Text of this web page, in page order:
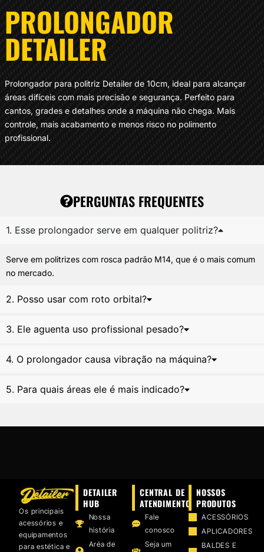
PROLONGADOR
DETAILER
Prolongador para politriz Detailer de 10cm, ideal para alcançar
áreas difíceis com mais precisão e segurança. Perfeito para
cantos, grades e detalhes onde a máquina não chega. Mais
controle, mais acabamento e menos risco no polimento
profissional.
PERGUNTAS FREQUENTES
1. Esse prolongador serve em qualquer politriz?
Serve em politrizes com rosca padrão M14, que é o mais comum
no mercado.
2. Posso usar com roto orbital?
3. Ele aguenta uso profissional pesado?
4. O prolongador causa vibração na máquina?
5. Para quais áreas ele é mais indicado?
Os principais
acessórios e
equipamentos
para estética e
DETAILER
HUB
Nossa
história
Aréa de
CENTRAL DE
ATENDIMENTO
Fale
conosco
Seja um
NOSSOS
PRODUTOS
ACESSÓRIOS
APLICADORES
BALDES E